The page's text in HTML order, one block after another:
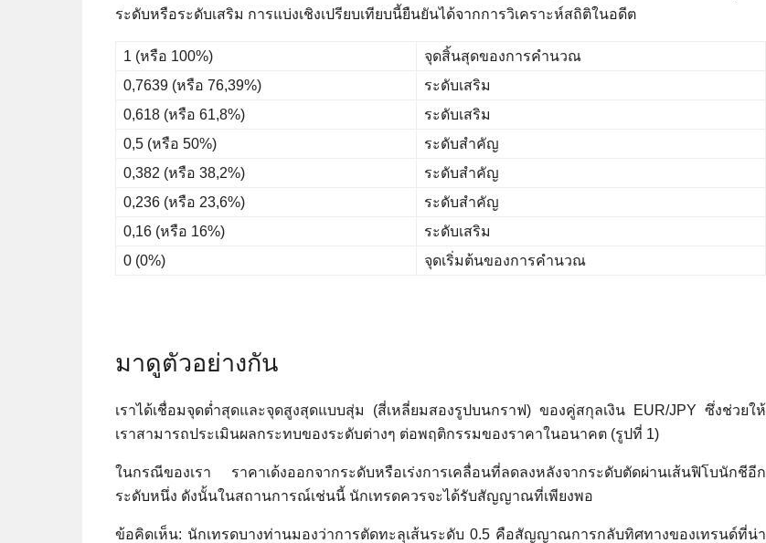
ระดับหรือระดับเสริม การแบ่งเชิงเปรียบเทียบนี้ยืนยันได้จากการวิเคราะห์สถิติในอดีต
1 (หรือ 100%)
จุดสิ้นสุดของการคำนวณ
0,7639 (หรือ 76,39%)
ระดับเสริม
0,618 (หรือ 61,8%)
ระดับเสริม
0,5 (หรือ 50%)
ระดับสำคัญ
0,382 (หรือ 38,2%)
ระดับสำคัญ
0,236 (หรือ 23,6%)
ระดับสำคัญ
0,16 (หรือ 16%)
ระดับเสริม
0 (0%)
จุดเริ่มต้นของการคำนวณ
มาดูตัวอย่างกัน
เราได้เชื่อมจุดต่ำสุดและจุดสูงสุดแบบสุ่ม (สี่เหลี่ยมสองรูปบนกราฟ) ของคู่สกุลเงิน EUR/JPY ซึ่งช่วยให้
เราสามารถประเมินผลกระทบของระดับต่างๆ ต่อพฤติกรรมของราคาในอนาคต (รูปที่ 1)
ในกรณีของเรา ราคาเด้งออกจากระดับหรือเร่งการเคลื่อนที่ลดลงหลังจากระดับตัดผ่านเส้นฟิโบนักชีอีก
ระดับหนึ่ง ดังนั้นในสถานการณ์เช่นนี้ นักเทรดควรจะได้รับสัญญาณที่เพียงพอ
ข้อคิดเห็น: นักเทรดบางท่านมองว่าการตัดทะลุเส้นระดับ 0.5 คือสัญญาณการกลับทิศทางของเทรนด์ที่น่า